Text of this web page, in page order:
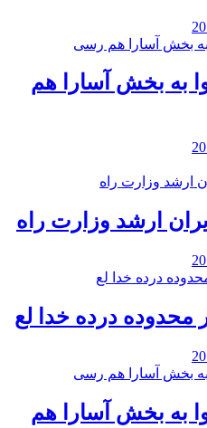
به بخش آسارا هم
ارشد وزارت راه
محدوده درده خدا لع
به بخش آسارا هم